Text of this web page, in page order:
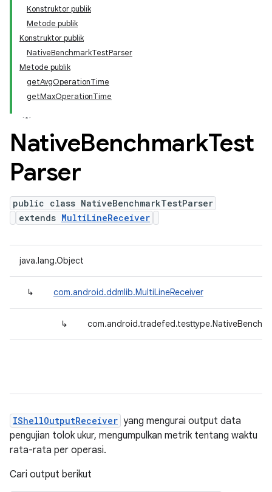
Konstruktor publik
Metode publik
Konstruktor publik
NativeBenchmarkTestParser
Metode publik
getAvgOperationTime
getMaxOperationTime
NativeBenchmarkTest
Parser
public class NativeBenchmarkTestParser
extends MultiLineReceiver
java.lang.Object
↳ com.android.ddmlib.MultiLineReceiver
↳
IShellOutputReceiver yang mengurai output data
pengujian tolok ukur, mengumpulkan metrik tentang waktu
rata-rata per operasi.
Cari output berikut